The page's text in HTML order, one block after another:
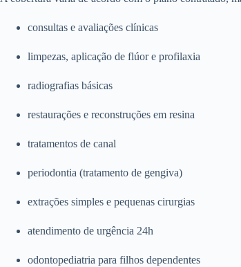
consultas e avaliações clínicas
limpezas, aplicação de flúor e profilaxia
radiografias básicas
restaurações e reconstruções em resina
tratamentos de canal
periodontia (tratamento de gengiva)
extrações simples e pequenas cirurgias
atendimento de urgência 24h
odontopediatria para filhos dependentes